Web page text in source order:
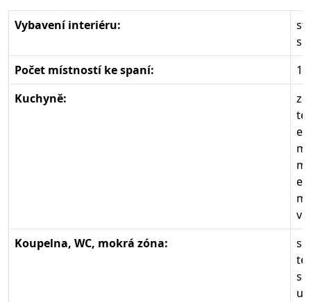
Vybavení interiéru:
Počet místností ke spaní:
1
Kuchyně:
Koupelna, WC, mokrá zóna: